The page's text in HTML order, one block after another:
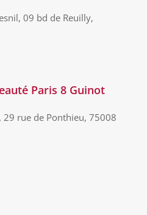
09 bd de Reuilly,
Paris 8 Guinot
rue de Ponthieu, 75008